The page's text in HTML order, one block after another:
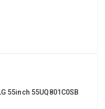
55inch 55UQ801C0SB